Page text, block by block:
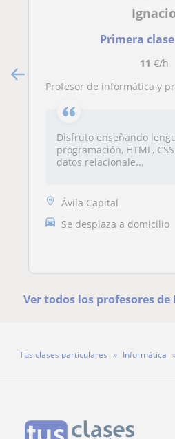
Primera
11 €/h
Profesor de informática y programación
Disfruto enseñando
programación, HTML,
datos relacionale...
Ávila Capital
Se desplaza a domicilio
Ver todos los profesores
Tus clases particulares Informática